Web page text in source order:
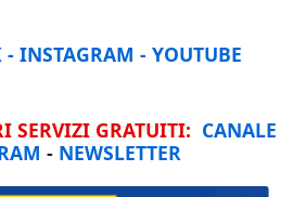
- INSTAGRAM - YOUTUBE
SERVIZI GRATUITI: CANALE
- NEWSLETTER